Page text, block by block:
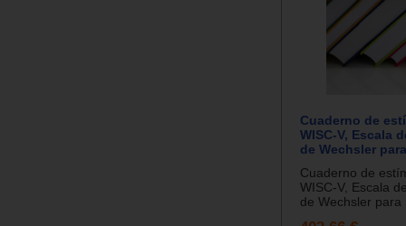
Cuaderno de
WISC-V, Escala
de Wechsler
Cuaderno de
WISC-V, Escala
de Wechsler para